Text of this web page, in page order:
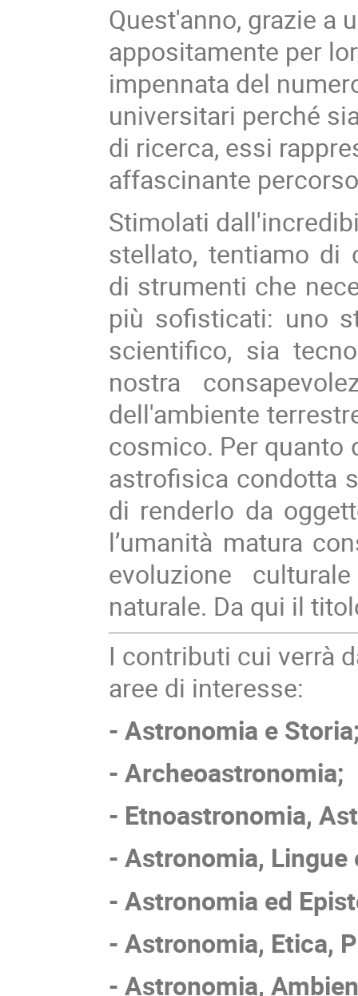
Quest'anno, grazie a
appositamente per
impennata del
universitari perché
di ricerca, essi
affascinante
Stimolati
stellato, tentiamo di
di strumenti che
più sofisticati: uno
scientifico, sia
nostra
dell'ambiente
cosmico. Per quanto
astrofisica condotta
di renderlo da
l’umanità matura
evoluzione
naturale. Da qui il
I contributi cui verrà
aree di interesse:
- Astronomia e
- Archeoastronomia;
- Etnoastronomia,
- Astronomia, Lingue
- Astronomia ed
- Astronomia, Etica,
- Astronomia,